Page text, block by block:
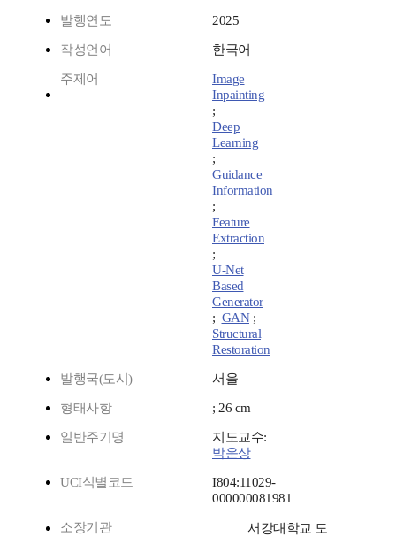
발행연도 2025
작성언어 한국어
주제어
Image
Inpainting
;
Deep
Learning
;
Guidance
Information
;
Feature
Extraction
;
U-Net
Based
Generator
; GAN;
Structural
Restoration
발행국(도시) 서울
형태사항 ; 26 cm
일반주기명
지도교수:
박운상
UCI식별코드
I804:11029-
000000081981
소장기관
서강대학교 도